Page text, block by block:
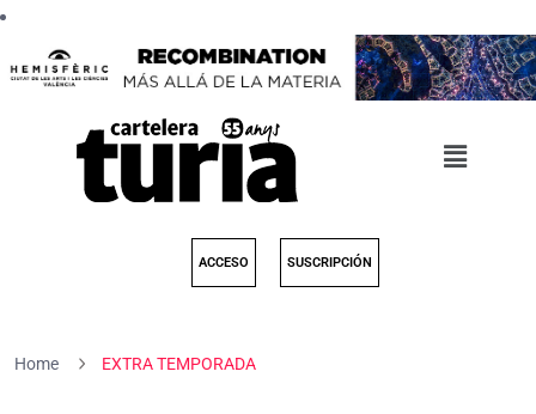
ACCESO SUSCRIPCIÓN
Home EXTRA TEMPORADA